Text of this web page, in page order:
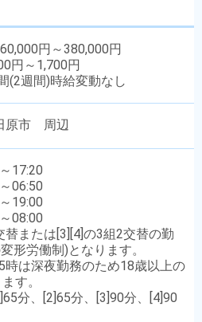
円～380,000円
円～1,700円
(2週間)時給変動なし
原市 周辺
17:20
06:50
19:00
08:00
替または[3][4]の3組2交替の勤
形労働制)となります。
時は深夜勤務のため18歳以上の
す。
分、[2]65分、[3]90分、[4]90